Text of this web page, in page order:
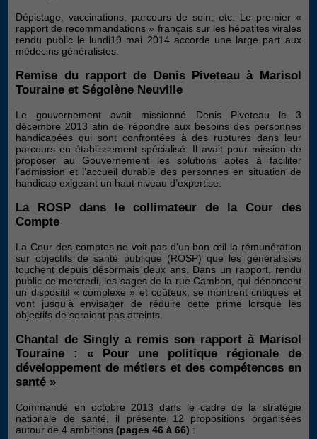
Dépistage, vaccinations, parcours de soin, etc. Le premier «
rapport de recommandations » français sur les hépatites virales
rendu public le lundi19 mai 2014 accorde une large part aux
médecins généralistes.
Remise du rapport de Denis Piveteau à Marisol
Touraine et Ségolène Neuville
Le gouvernement avait missionné Denis Piveteau le 3
décembre 2013 afin de répondre aux besoins des personnes
handicapées qui sont confrontées à des ruptures dans leur
parcours en établissement spécialisé. Il avait pour mission de
proposer au Gouvernement les solutions aptes à faciliter
l’admission et l’accueil durable des personnes en situation de
handicap exigeant un haut niveau d’expertise.
La ROSP dans le collimateur de la Cour des
Compte
La Cour des comptes ne voit pas d’un bon œil la rémunération
sur objectifs de santé publique (ROSP) que les généralistes
touchent depuis désormais deux ans. Dans un rapport, rendu
public ce mercredi, les sages de la rue Cambon, qui dénoncent
un dispositif « complexe » et coûteux, se montrent critiques et
vont jusqu’à envisager de réduire cette prime lorsque les
objectifs de seraient pas atteints.
Chantal de Singly a remis son rapport à Marisol
Touraine : « Pour une politique régionale de
développement de métiers et des compétences en
santé »
Commandé en octobre 2013 dans le cadre de la stratégie
nationale de santé, il présente 12 propositions organisées
autour de 4 ambitions(pages 46 à 66) :